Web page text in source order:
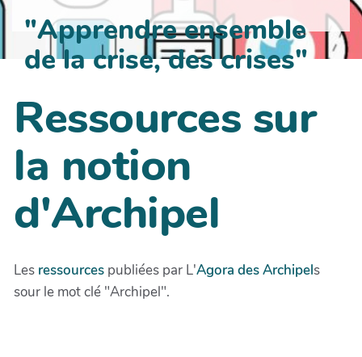
"Apprendre ensemble
de la crise, des crises"
Ressources sur
la notion
d'Archipel
Les ressources publiées par L'Agora des Archipels
sour le mot clé "Archipel".